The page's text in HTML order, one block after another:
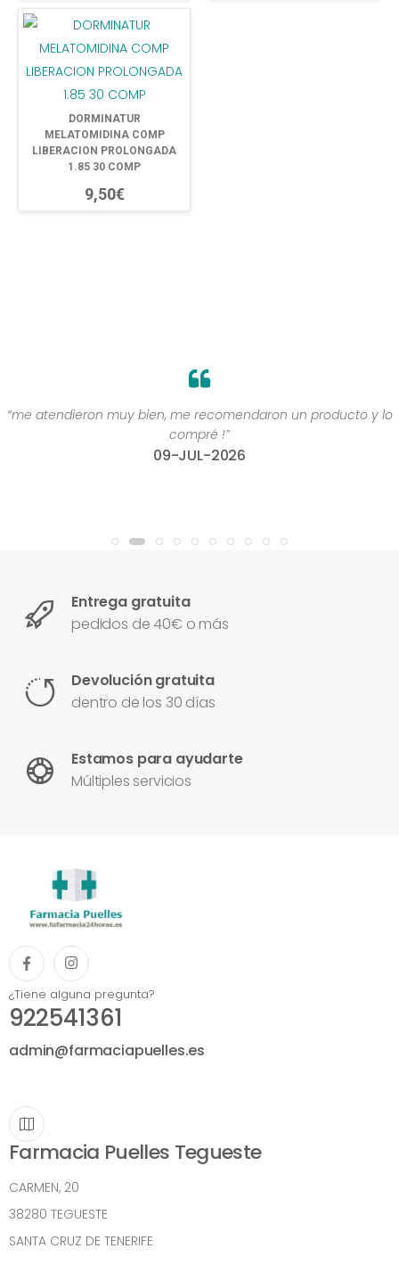
DORMINATUR
MELATOMIDINA COMP
LIBERACION PROLONGADA
1.85 30 COMP
9,50€
“me atendieron muy bien, me recomendaron un producto y lo
compré !”
09-JUL-2026
Entrega gratuita
pedidos de 40€ o más
Devolución gratuita
dentro de los 30 días
Estamos para ayudarte
Múltiples servicios
¿Tiene alguna pregunta?
922541361
admin@farmaciapuelles.es
Farmacia Puelles Tegueste
CARMEN, 20
38280 TEGUESTE
SANTA CRUZ DE TENERIFE